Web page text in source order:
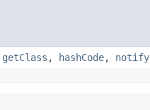
getClass , hashCode, notify